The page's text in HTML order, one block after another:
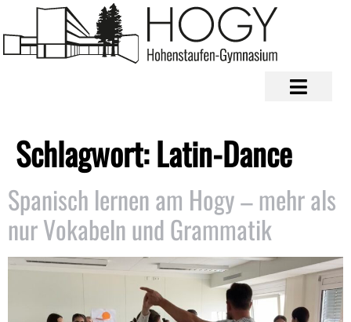
Schlagwort:Latin-Dance
Spanisch lernen am Hogy – mehr als
nur Vokabeln und Grammatik